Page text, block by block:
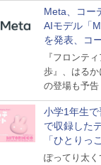
Meta、コー
AIモデル「
を発表、コ
ェント「
『フロンテ
歩』、はる
の登場も予告
小学1年生で
で収録した
「ひとりっ
OK
ぽってり太